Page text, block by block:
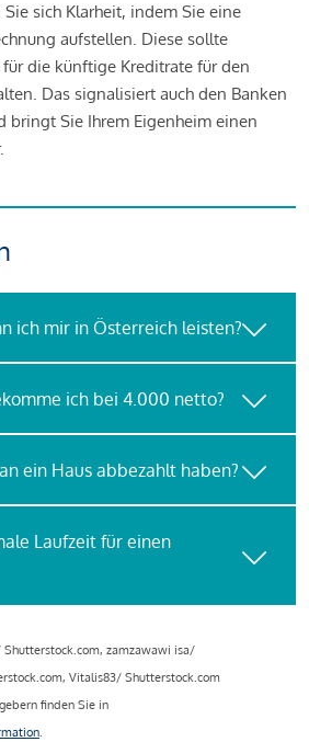
sich Klarheit, indem Sie eine
aufstellen. Diese sollte
die künftige Kreditrate für den
Das signalisiert auch den Banken
bringt Sie Ihrem Eigenheim einen
ich mir in Österreich leisten?
ich bei 4.000 netto?
ein Haus abbezahlt haben?
Laufzeit für einen
zamzawawi isa/
Vitalis83/ Shutterstock.com
finden Sie in
.